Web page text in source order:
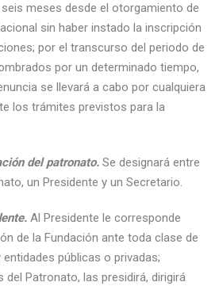
meses desde el otorgamiento de
sin haber instado la inscripción
por el transcurso del periodo de
por un determinado tiempo,
se llevará a cabo por cualquiera
los trámites previstos para la
del patronato. Se designará entre
un Presidente y un Secretario.
Al Presidente le corresponde
de la Fundación ante toda clase de
públicas o privadas;
Patronato, las presidirá, dirigirá